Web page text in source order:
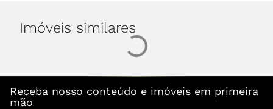
Imóveis similares
Receba nosso conteúdo e imóveis em primeira
mão